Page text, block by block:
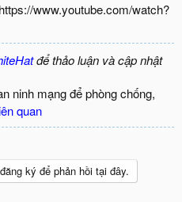
www.youtube.com/watch?
để thảo luận và cập nhật
ninh mạng để phòng chống,
quan
ký để phản hồi tại đây.